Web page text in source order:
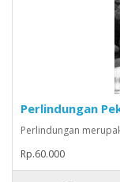
Perlindungan
Perlindungan
Rp.60.000